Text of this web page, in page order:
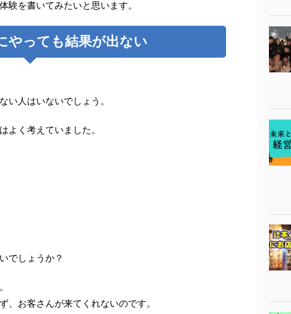
験を書いてみたいと思います。
やっても結果が出ない
い人はいないでしょう。
よく考えていました。
でしょうか？
、お客さんが来てくれないのです。